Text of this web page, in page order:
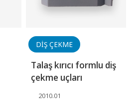
DİŞ ÇEKME
Talaş kırıcı formlu diş
çekme uçları
2010.01